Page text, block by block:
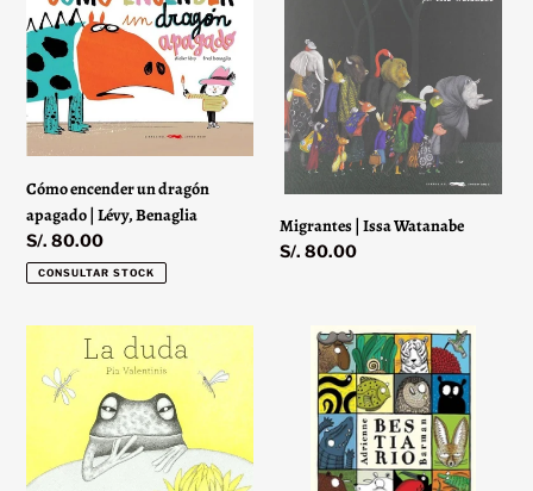
un
dragón
apagado
|
Lévy,
Benaglia
Cómo encender un dragón
apagado | Lévy, Benaglia
Precio
habitual
S/. 80.00
CONSULTAR STOCK
Watanabe
Migrantes | Issa Watanabe
Precio
S/. 80.00
duda
Valentinis
Bestiario
infantil
Adrienne
Barman